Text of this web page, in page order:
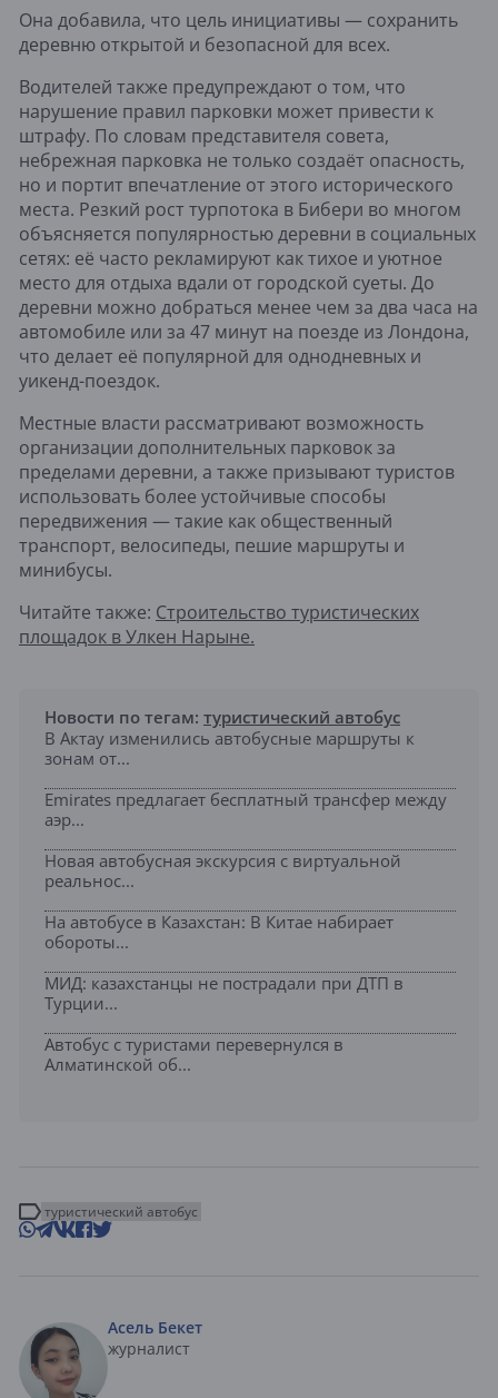
Она добавила, что цель инициативы — сохранить
деревню открытой и безопасной для всех.
Водителей также предупреждают о том, что
нарушение правил парковки может привести к
штрафу. По словам представителя совета,
небрежная парковка не только создаёт опасность,
но и портит впечатление от этого исторического
места. Резкий рост турпотока в Бибери во многом
объясняется популярностью деревни в социальных
сетях: её часто рекламируют как тихое и уютное
место для отдыха вдали от городской суеты. До
деревни можно добраться менее чем за два часа на
автомобиле или за 47 минут на поезде из Лондона,
что делает её популярной для однодневных и
уикенд-поездок.
Местные власти рассматривают возможность
организации дополнительных парковок за
пределами деревни, а также призывают туристов
использовать более устойчивые способы
передвижения — такие как общественный
транспорт, велосипеды, пешие маршруты и
минибусы.
Читайте также: Строительство туристических
площадок в Улкен Нарыне.
Новости по тегам: туристический автобус
В Актау изменились автобусные маршруты к
зонам от...
Emirates предлагает бесплатный трансфер между
аэр...
Новая автобусная экскурсия с виртуальной
реальнос...
На автобусе в Казахстан: В Китае набирает
обороты...
МИД: казахстанцы не пострадали при ДТП в
Турции...
Автобус с туристами перевернулся в
Алматинской об...
туристический автобус
Асель Бекет
журналист